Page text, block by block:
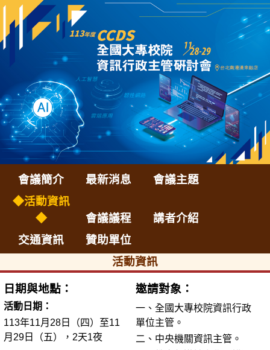
會議簡介 最新消息
會議主題
◆活動資訊
◆
會議議程
講者介紹
交通資訊
贊助單位
活動資訊
日期與地點：
活動日期：
113年11月28日（四）至11
月29日（五），2天1夜
邀請對象：
一、全國大專校院資訊行政
單位主管。
二、中央機關資訊主管。